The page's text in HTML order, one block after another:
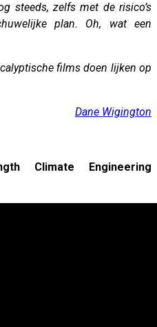
steeds, zelfs met de risico’s
plan. Oh, wat een
films doen lijken op
Dane Wigington
Climate Engineering